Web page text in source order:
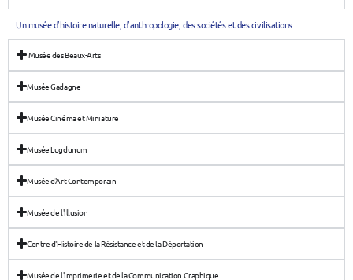
Un musée d’histoire naturelle, d’anthropologie, des sociétés et des civilisations.
Musée des Beaux-Arts
Musée Gadagne
Musée Cinéma et Miniature
Musée Lugdunum
Musée d'Art Contemporain
Musée de l'Illusion
Centre d'Histoire de la Résistance et de la Déportation
Musée de l'Imprimerie et de la Communication Graphique